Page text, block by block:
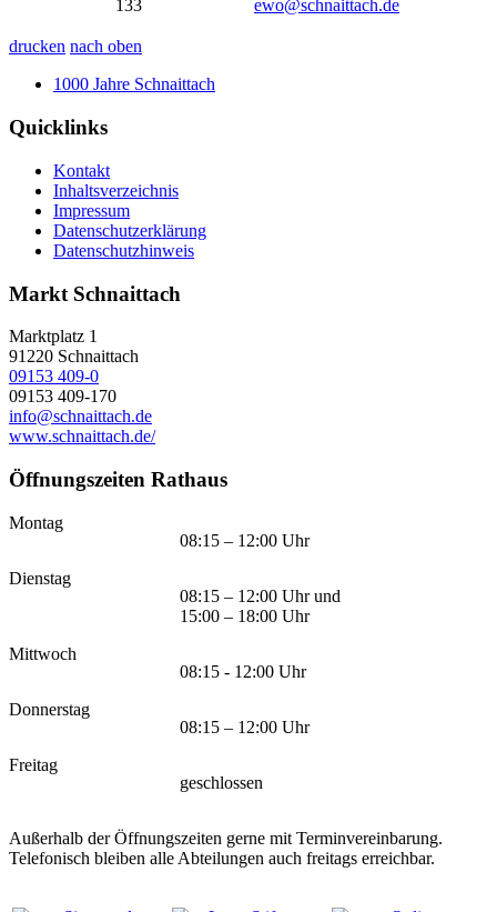
133
ewo@schnaittach.de
drucken nach oben
1000 Jahre Schnaittach
Quicklinks
Kontakt
Inhaltsverzeichnis
Impressum
Datenschutzerklärung
Datenschutzhinweis
Markt Schnaittach
Marktplatz 1
91220 Schnaittach
09153 409-0
09153 409-170
info@schnaittach.de
www.schnaittach.de/
Öffnungszeiten Rathaus
Montag
08:15 – 12:00 Uhr
Dienstag
08:15 – 12:00 Uhr und
15:00 – 18:00 Uhr
Mittwoch
08:15 - 12:00 Uhr
Donnerstag
08:15 – 12:00 Uhr
Freitag
geschlossen
Außerhalb der Öffnungszeiten gerne mit Terminvereinbarung.
Telefonisch bleiben alle Abteilungen auch freitags erreichbar.